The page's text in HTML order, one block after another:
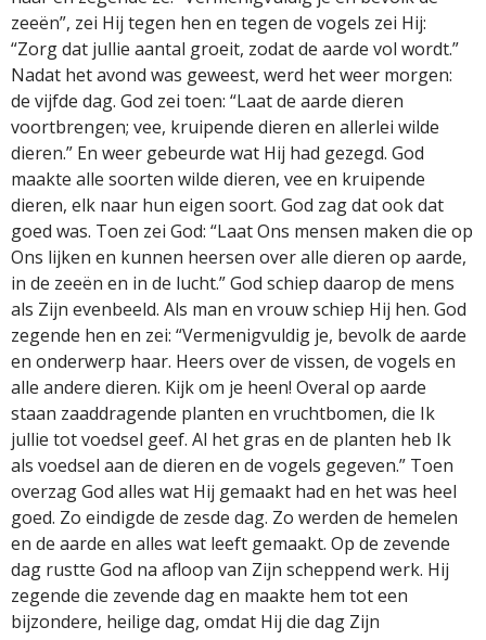
zeeën”, zei Hij tegen hen en tegen de vogels zei Hij:
“Zorg dat jullie aantal groeit, zodat de aarde vol wordt.”
Nadat het avond was geweest, werd het weer morgen:
de vijfde dag. God zei toen: “Laat de aarde dieren
voortbrengen; vee, kruipende dieren en allerlei wilde
dieren.” En weer gebeurde wat Hij had gezegd. God
maakte alle soorten wilde dieren, vee en kruipende
dieren, elk naar hun eigen soort. God zag dat ook dat
goed was. Toen zei God: “Laat Ons mensen maken die op
Ons lijken en kunnen heersen over alle dieren op aarde,
in de zeeën en in de lucht.” God schiep daarop de mens
als Zijn evenbeeld. Als man en vrouw schiep Hij hen. God
zegende hen en zei: “Vermenigvuldig je, bevolk de aarde
en onderwerp haar. Heers over de vissen, de vogels en
alle andere dieren. Kijk om je heen! Overal op aarde
staan zaaddragende planten en vruchtbomen, die Ik
jullie tot voedsel geef. Al het gras en de planten heb Ik
als voedsel aan de dieren en de vogels gegeven.” Toen
overzag God alles wat Hij gemaakt had en het was heel
goed. Zo eindigde de zesde dag. Zo werden de hemelen
en de aarde en alles wat leeft gemaakt. Op de zevende
dag rustte God na afloop van Zijn scheppend werk. Hij
zegende die zevende dag en maakte hem tot een
bijzondere, heilige dag, omdat Hij die dag Zijn